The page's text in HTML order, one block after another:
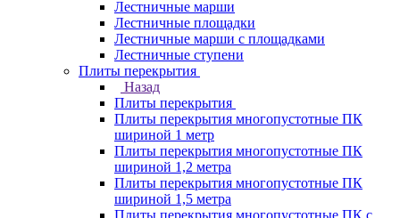
Лестничные марши
Лестничные площадки
Лестничные марши с площадками
Лестничные ступени
Плиты перекрытия
Назад
Плиты перекрытия
Плиты перекрытия многопустотные ПК
шириной 1 метр
Плиты перекрытия многопустотные ПК
шириной 1,2 метра
Плиты перекрытия многопустотные ПК
шириной 1,5 метра
Плиты перекрытия многопустотные ПК с